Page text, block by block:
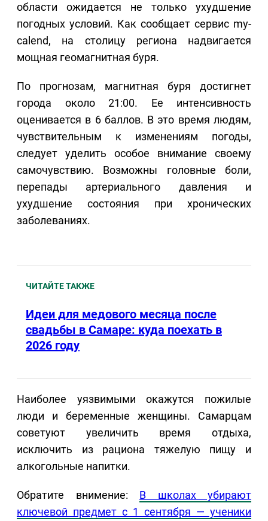
области ожидается не только ухудшение
погодных условий. Как сообщает сервис my-
calend, на столицу региона надвигается
мощная геомагнитная буря.
По прогнозам, магнитная буря достигнет
города около 21:00. Ее интенсивность
оценивается в 6 баллов. В это время людям,
чувствительным к изменениям погоды,
следует уделить особое внимание своему
самочувствию. Возможны головные боли,
перепады артериального давления и
ухудшение состояния при хронических
заболеваниях.
ЧИТАЙТЕ ТАКЖЕ
Идеи для медового месяца после
свадьбы в Самаре: куда поехать в
2026 году
Наиболее уязвимыми окажутся пожилые
люди и беременные женщины. Самарцам
советуют увеличить время отдыха,
исключить из рациона тяжелую пищу и
алкогольные напитки.
Обратите внимение: В школах убирают
ключевой предмет с 1 сентября — ученики